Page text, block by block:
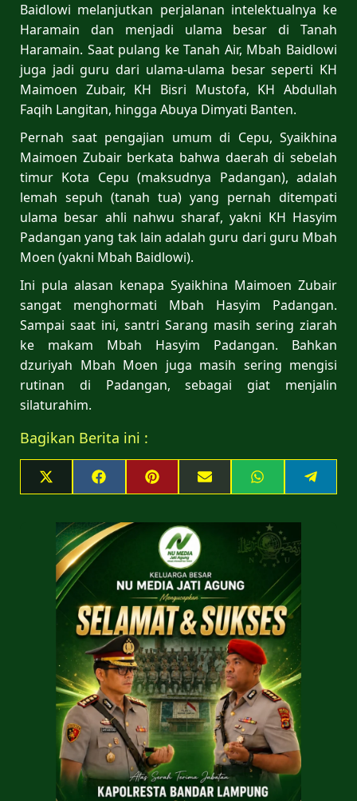
Baidlowi melanjutkan perjalanan intelektualnya ke
Haramain dan menjadi ulama besar di Tanah
Haramain. Saat pulang ke Tanah Air, Mbah Baidlowi
juga jadi guru dari ulama-ulama besar seperti KH
Maimoen Zubair, KH Bisri Mustofa, KH Abdullah
Faqih Langitan, hingga Abuya Dimyati Banten.
Pernah saat pengajian umum di Cepu, Syaikhina
Maimoen Zubair berkata bahwa daerah di sebelah
timur Kota Cepu (maksudnya Padangan), adalah
lemah sepuh (tanah tua) yang pernah ditempati
ulama besar ahli nahwu sharaf, yakni KH Hasyim
Padangan yang tak lain adalah guru dari guru Mbah
Moen (yakni Mbah Baidlowi).
Ini pula alasan kenapa Syaikhina Maimoen Zubair
sangat menghormati Mbah Hasyim Padangan.
Sampai saat ini, santri Sarang masih sering ziarah
ke makam Mbah Hasyim Padangan. Bahkan
dzuriyah Mbah Moen juga masih sering mengisi
rutinan di Padangan, sebagai giat menjalin
silaturahim.
Bagikan Berita ini :